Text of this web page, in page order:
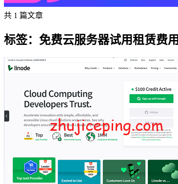
共 1 篇文章
标签：免费云服务器试用租赁费用